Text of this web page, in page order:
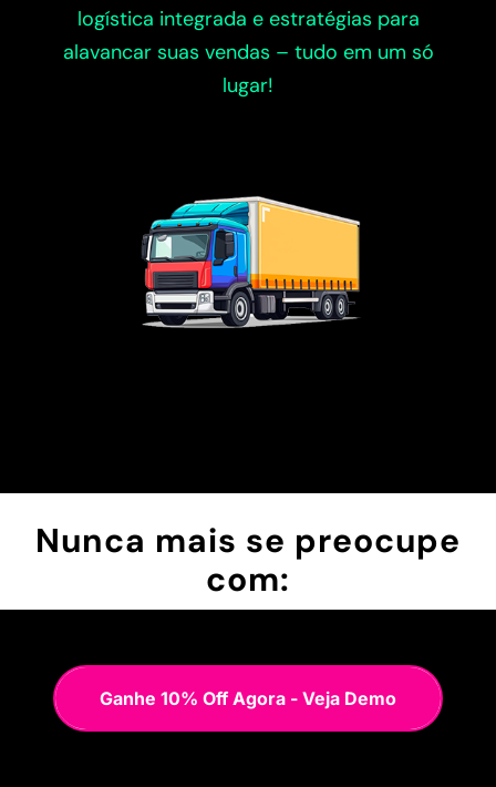
logística integrada e estratégias para
alavancar suas vendas – tudo em um só
lugar!
Nunca mais se preocupe
com:
Ganhe 10% Off Agora - Veja Demo